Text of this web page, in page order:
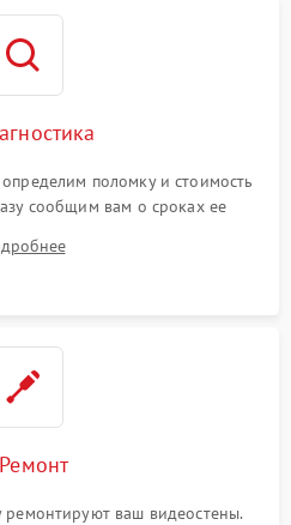
поломку и стоимость
сообщим вам о сроках ее
ваш видеостены.